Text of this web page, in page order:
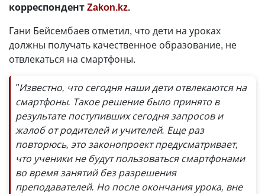
корреспондентZakon.kz.
Гани Бейсембаев отметил, что дети на уроках
должны получать качественное образование, не
отвлекаться на смартфоны.
"Известно, что сегодня наши дети отвлекаются на
смартфоны. Такое решение было принято в
результате поступивших сегодня запросов и
жалоб от родителей и учителей. Еще раз
повторюсь, это законопроект предусматривает,
что ученики не будут пользоваться смартфонами
во время занятий без разрешения
преподавателей. Но после окончания урока, вне